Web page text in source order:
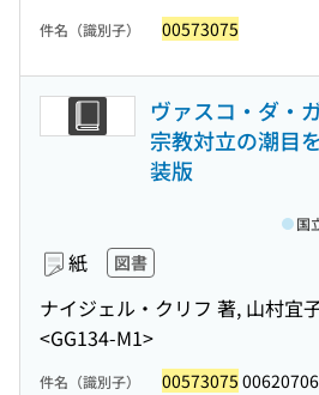
件名（識別子） 00573075
ヴァスコ・ダ・
宗教対立の潮目
装版
紙 図書
ナイジェル・クリフ 著, 山村宜
<GG134-M1>
国
件名（識別子） 00573075 00620706